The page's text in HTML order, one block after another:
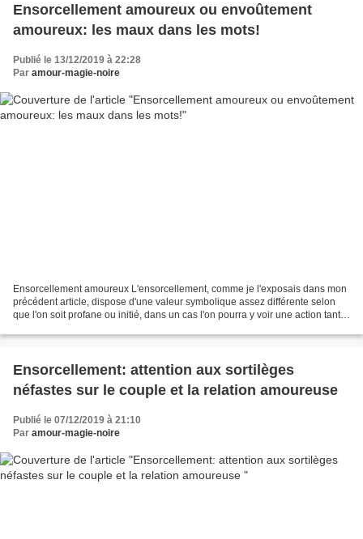
Ensorcellement amoureux ou envoûtement
amoureux: les maux dans les mots!
Publié le 13/12/2019 à 22:28
Par amour-magie-noire
Ensorcellement amoureux L'ensorcellement, comme je l'exposais dans mon
précédent article, dispose d'une valeur symbolique assez différente selon
que l'on soit profane ou initié, dans un cas l'on pourra y voir une action tantôt
Ensorcellement: attention aux sortilèges
néfastes sur le couple et la relation amoureuse
Publié le 07/12/2019 à 21:10
Par amour-magie-noire